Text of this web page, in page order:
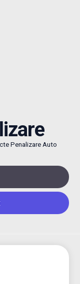
Penalizare Auto